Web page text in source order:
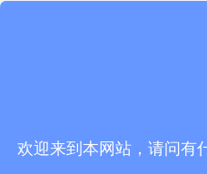
欢迎来到本网站，请问有